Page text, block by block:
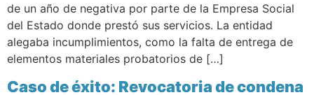
de un año de negativa por parte de la Empresa Social
del Estado donde prestó sus servicios. La entidad
alegaba incumplimientos, como la falta de entrega de
elementos materiales probatorios de […]
Caso de éxito: Revocatoria de condena